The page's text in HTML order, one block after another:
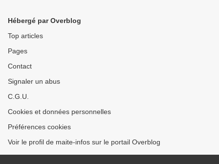
Hébergé par Overblog
Top articles
Pages
Contact
Signaler un abus
C.G.U.
Cookies et données personnelles
Préférences cookies
Voir le profil de maite-infos sur le portail Overblog